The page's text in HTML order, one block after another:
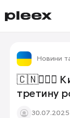
Новини
🇨🇳🙅🏻‍♂️
третину